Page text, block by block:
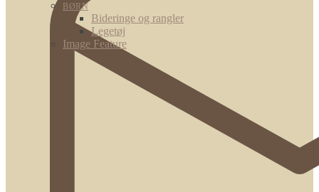
BØRN
Bideringe og rangler
Legetøj
Image Feature